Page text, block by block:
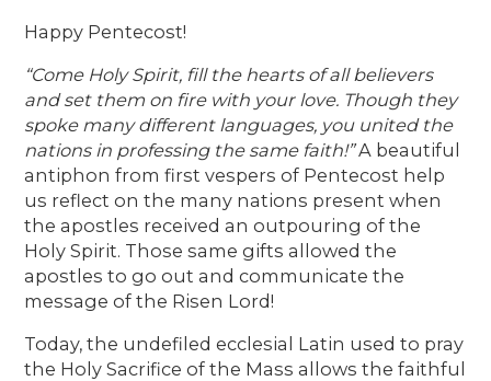
Happy Pentecost!
“Come Holy Spirit, fill the hearts of all believers
and set them on fire with your love. Though they
spoke many different languages, you united the
nations in professing the same faith!”A beautiful
antiphon from first vespers of Pentecost help
us reflect on the many nations present when
the apostles received an outpouring of the
Holy Spirit. Those same gifts allowed the
apostles to go out and communicate the
message of the Risen Lord!
Today, the undefiled ecclesial Latin used to pray
the Holy Sacrifice of the Mass allows the faithful